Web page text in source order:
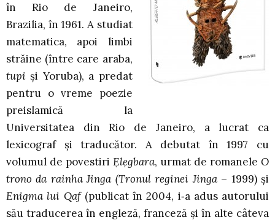
în Rio de Janeiro,
Brazilia, în 1961. A studiat
matematica, apoi limbi
străine (între care araba,
tupi și Yoruba), a predat
pentru o vreme poezie
preislamică la
Universitatea din Rio de Janeiro, a lucrat ca
lexicograf și traducător. A debutat în 1997 cu
volumul de povestiri Ẹlẹgbara, urmat de romanele O
trono da rainha Jinga (Tronul reginei Jinga– 1999) și
Enigma lui Qaf(publicat în 2004, i‑a adus autorului
său traducerea în engleză, franceză și în alte câteva